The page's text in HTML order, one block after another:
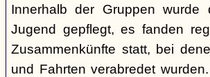
Innerhalb der Gruppen wurde
Jugend gepflegt, es fanden
Zusammenkünfte statt, bei
und Fahrten verabredet